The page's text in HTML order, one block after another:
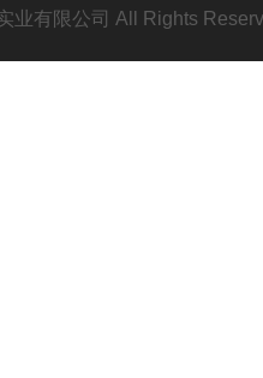
业有限公司 All Rights